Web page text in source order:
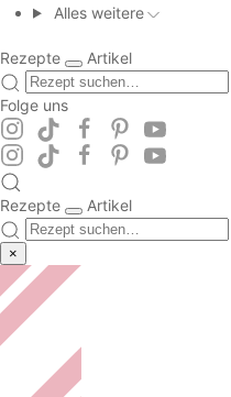
Alles weitere
Rezepte Artikel
Folge uns
Rezepte Artikel
×